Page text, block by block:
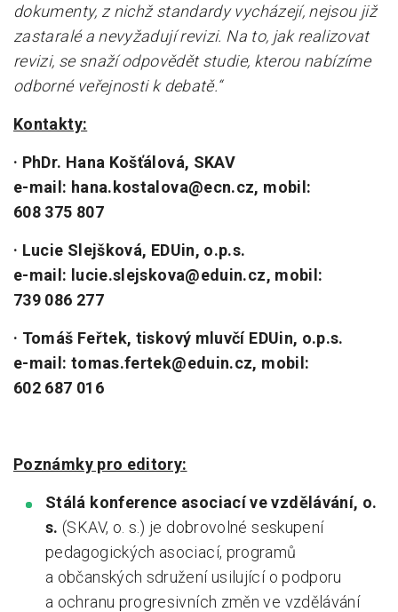
dokumenty, z nichž standardy vycházejí, nejsou již
zastaralé a nevyžadují revizi. Na to, jak realizovat
revizi, se snaží odpovědět studie, kterou nabízíme
odborné veřejnosti k debatě.“
Kontakty:
· PhDr. Hana Košťálová, SKAV
e-mail: hana.kostalova@ecn.cz, mobil:
608 375 807
· Lucie Slejšková, EDUin, o.p.s.
e-mail: lucie.slejskova@eduin.cz, mobil:
739 086 277
· Tomáš Feřtek, tiskový mluvčí EDUin, o.p.s.
e-mail: tomas.fertek@eduin.cz, mobil:
602 687 016
Poznámky pro editory:
Stálá konference asociací ve vzdělávání, o.
s. (SKAV, o. s.) je dobrovolné seskupení
pedagogických asociací, programů
a občanských sdružení usilující o podporu
a ochranu progresivních změn ve vzdělávání